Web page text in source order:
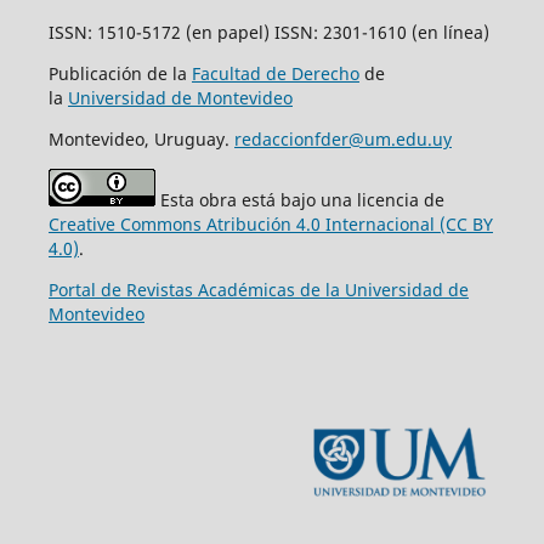
ISSN: 1510-5172 (en papel) ISSN: 2301-1610 (en línea)
Publicación de la Facultad de Derechode
la Universidad de Montevideo
Montevideo, Uruguay. redaccionfder@um.edu.uy
Esta obra está bajo una licencia de
Creative Commons Atribución 4.0 Internacional (CC BY
4.0).
Portal de Revistas Académicas de la Universidad de
Montevideo